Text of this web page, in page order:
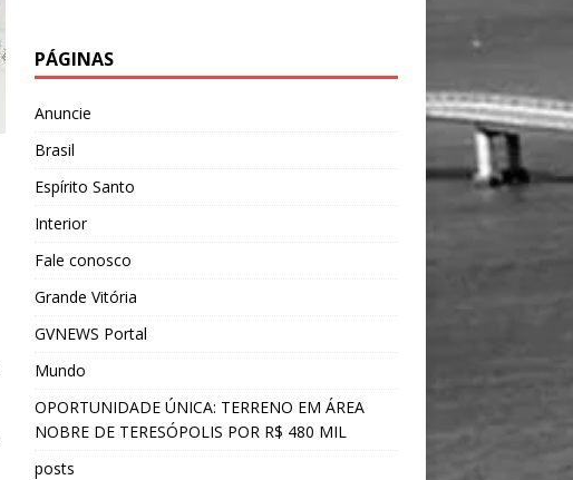
PÁGINAS
Anuncie
Brasil
Espírito Santo
Interior
Fale conosco
Grande Vitória
GVNEWS Portal
Mundo
OPORTUNIDADE ÚNICA: TERRENO EM ÁREA
NOBRE DE TERESÓPOLIS POR R$ 480 MIL
posts